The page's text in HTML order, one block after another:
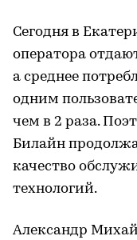
Сегодня в
оператора
а среднее
одним
чем в 2 раза.
Билайн
качество
технологий.
Александр